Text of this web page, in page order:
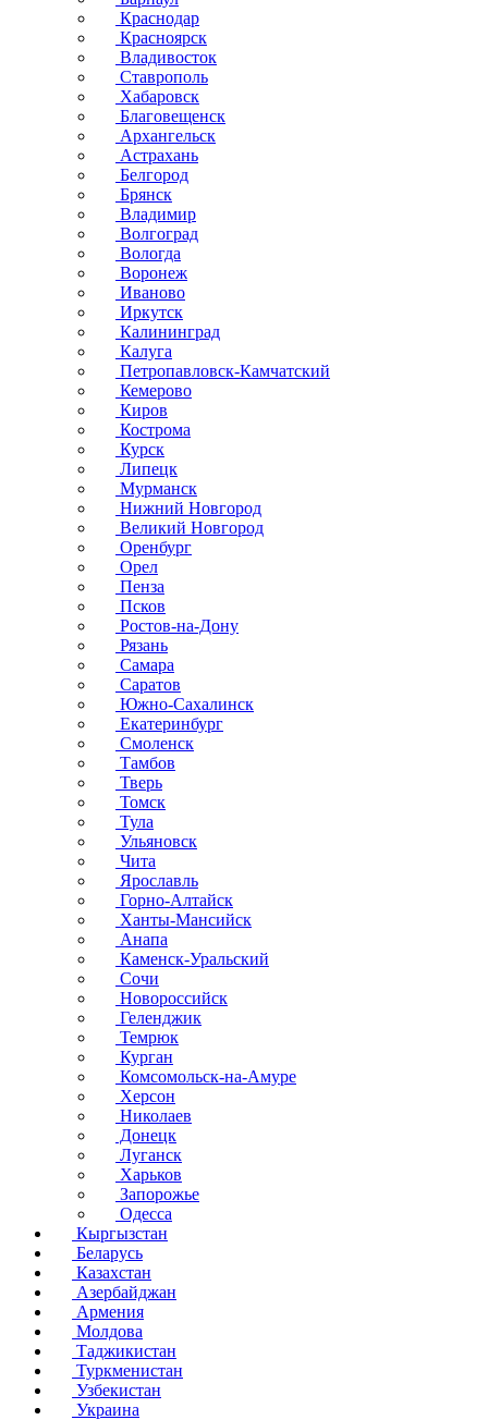
Краснодар
Красноярск
Владивосток
Ставрополь
Хабаровск
Благовещенск
Архангельск
Астрахань
Белгород
Брянск
Владимир
Волгоград
Вологда
Воронеж
Иваново
Иркутск
Калининград
Калуга
Петропавловск-Камчатский
Кемерово
Киров
Кострома
Курск
Липецк
Мурманск
Нижний Новгород
Великий Новгород
Оренбург
Орел
Пенза
Псков
Ростов-на-Дону
Рязань
Самара
Саратов
Южно-Сахалинск
Екатеринбург
Смоленск
Тамбов
Тверь
Томск
Тула
Ульяновск
Чита
Ярославль
Горно-Алтайск
Ханты-Мансийск
Анапа
Каменск-Уральский
Сочи
Новороссийск
Геленджик
Темрюк
Курган
Комсомольск-на-Амуре
Херсон
Николаев
Донецк
Луганск
Харьков
Запорожье
Одесса
Кыргызстан
Беларусь
Казахстан
Азербайджан
Армения
Молдова
Таджикистан
Туркменистан
Узбекистан
Украина